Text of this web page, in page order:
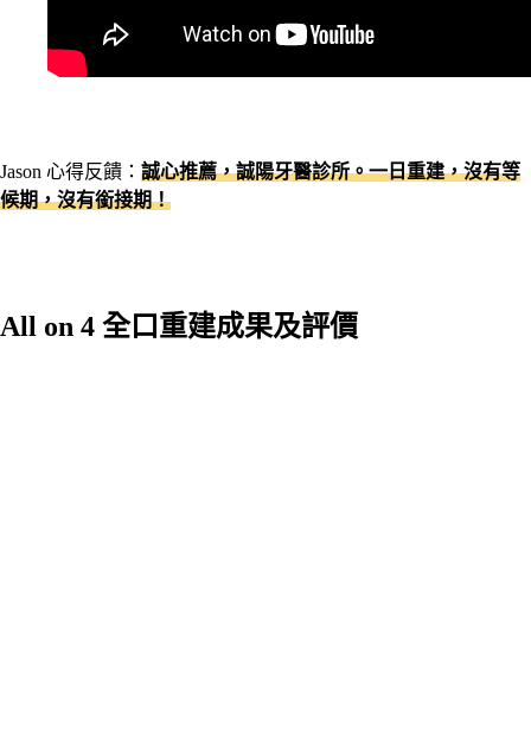
Jason 心得反饋： 誠心推薦，誠陽牙醫診所。一日重建，沒有等
候期，沒有銜接期！
All on 4 全口重建成果及評價